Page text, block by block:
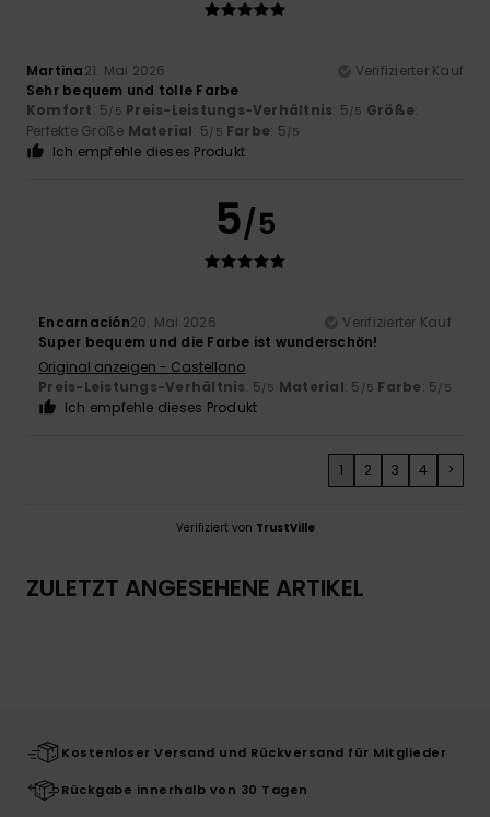
Martina21. Mai 2026
Verifizierter Kauf
Sehr bequem und tolle Farbe
Komfort: 5/5 Preis-Leistungs-Verhältnis: 5/5 Größe:
Perfekte Größe Material: 5/5 Farbe: 5/5
Ich empfehle dieses Produkt
5/5
Encarnación20. Mai 2026
Verifizierter Kauf
Super bequem und die Farbe ist wunderschön!
Original anzeigen - Castellano
Preis-Leistungs-Verhältnis: 5/5 Material: 5 /5 Farbe: 5/5
Ich empfehle dieses Produkt
1 2 3 4 >
Verifiziert von TrustVille
ZULETZT ANGESEHENE ARTIKEL
Kostenloser Versand und Rückversand für Mitglieder
Rückgabe innerhalb von 30 Tagen